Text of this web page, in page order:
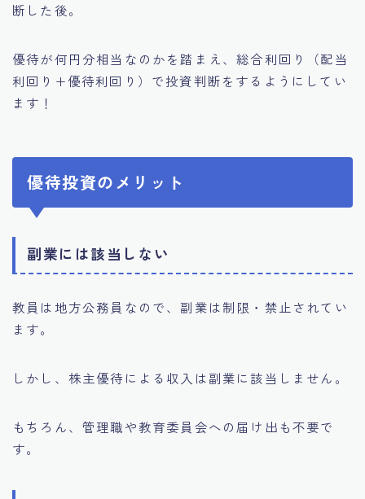
断した後。
優待が何円分相当なのかを踏まえ、総合利回り（配当
利回り+優待利回り）で投資判断をするようにしてい
ます！
優待投資のメリット
副業には該当しない
教員は地方公務員なので、副業は制限・禁止されてい
ます。
しかし、株主優待による収入は副業に該当しません。
もちろん、管理職や教育委員会への届け出も不要で
す。